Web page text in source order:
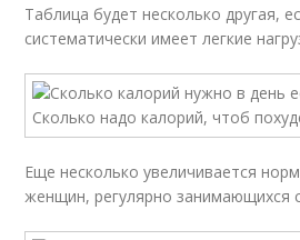
Таблица будет несколько другая,
систематически имеет легкие
Еще несколько увеличивается
женщин, регулярно занимающихся